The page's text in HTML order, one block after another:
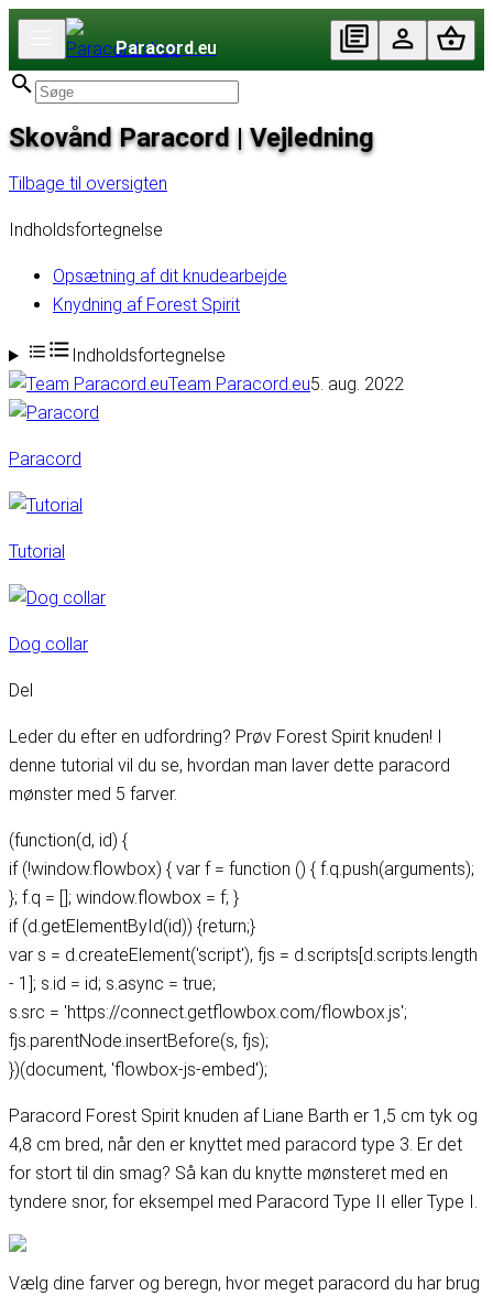
Paracord.eu
Skovånd Paracord | Vejledning
Tilbage til oversigten
Indholdsfortegnelse
Opsætning af dit knudearbejde
Knydning af Forest Spirit
Indholdsfortegnelse
Team Paracord.eu5. aug. 2022
Paracord
Tutorial
Dog collar
Del
Leder du efter en udfordring? Prøv Forest Spirit knuden! I
denne tutorial vil du se, hvordan man laver dette paracord
mønster med 5 farver.
(function(d, id) {
if (!window.flowbox) { var f = function () { f.q.push(arguments);
}; f.q = []; window.flowbox = f; }
if (d.getElementById(id)) {return;}
var s = d.createElement('script'), fjs = d.scripts[d.scripts.length
- 1]; s.id = id; s.async = true;
s.src = 'https://connect.getflowbox.com/flowbox.js';
fjs.parentNode.insertBefore(s, fjs);
})(document, 'flowbox-js-embed');
Paracord Forest Spirit knuden af Liane Barth er 1,5 cm tyk og
4,8 cm bred, når den er knyttet med paracord type 3. Er det
for stort til din smag? Så kan du knytte mønsteret med en
tyndere snor, for eksempel med Paracord Type II eller Type I.
Vælg dine farver og beregn, hvor meget paracord du har brug